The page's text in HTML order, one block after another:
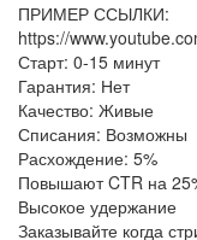
ПРИМЕР ССЫЛКИ:
https://
Старт: 0-15 минут
Гарантия: Нет
Качество: Живые
Списания: Возможны
Расхождение: 5%
Повышают CTR на
Высокое удержание
Заказывайте когда